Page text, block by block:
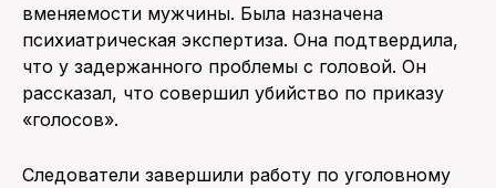
вменяемости мужчины. Была назначена
психиатрическая экспертиза. Она подтвердила,
что у задержанного проблемы с головой. Он
рассказал, что совершил убийство по приказу
«голосов».
Следователи завершили работу по уголовному